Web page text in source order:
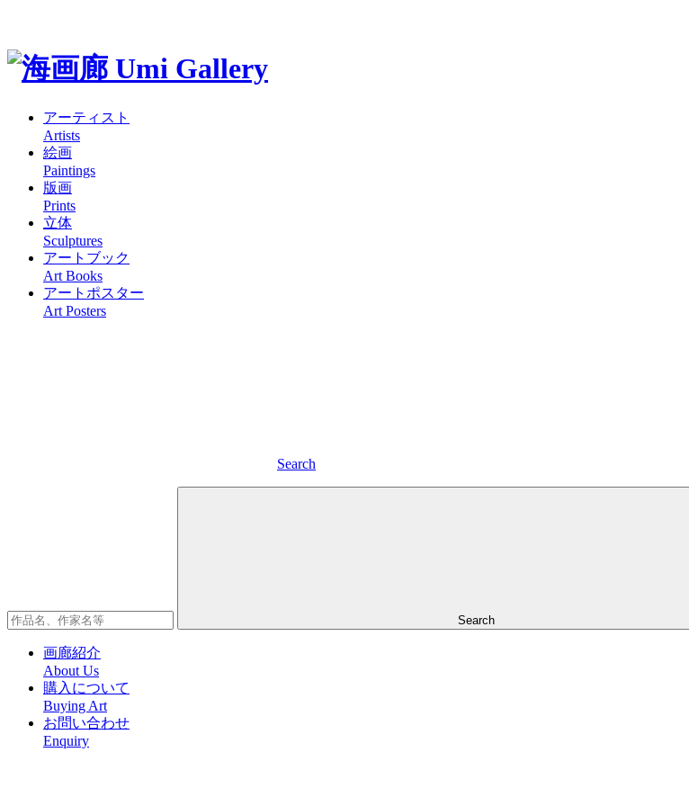
アーティスト
Artists
絵画
Paintings
版画
Prints
立体
Sculptures
アートブック
Art Books
アートポスター
Art Posters
Search
Search
画廊紹介
About Us
購入について
Buying Art
お問い合わせ
Enquiry